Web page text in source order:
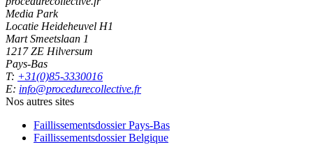
Media Park
Locatie Heideheuvel H1
Mart Smeetslaan 1
1217 ZE Hilversum
Pays-Bas
T: +31(0)85-3330016
E: info@procedurecollective.fr
Nos autres sites
Faillissementsdossier Pays-Bas
Faillissementsdossier Belgique